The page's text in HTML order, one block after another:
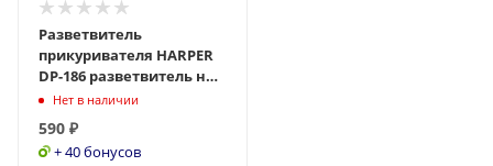
Разветвитель
прикуривателя HARPER
DP-186 разветвитель на 2
выхода + 2 USB
Нет в наличии
590 ₽
+ 40 бонусов